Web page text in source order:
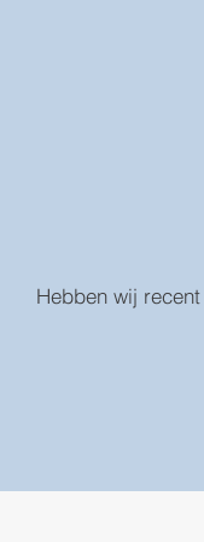
Hebben wij